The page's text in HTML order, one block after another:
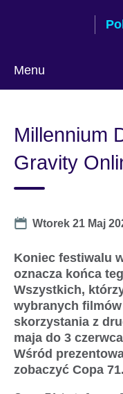
Menu
Millennium
Gravity
Date
Wtorek 21 Maj
Koniec festiwalu
oznacza końca
Wszystkich,
wybranych
skorzystania z
maja do 3
Wśród
zobaczyć Copa 71.